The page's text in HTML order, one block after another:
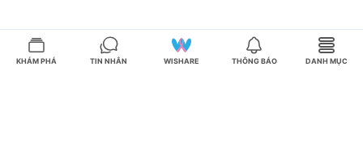
KHÁM PHÁ TIN NHẮN WISHARE THÔNG BÁO DANH MỤC